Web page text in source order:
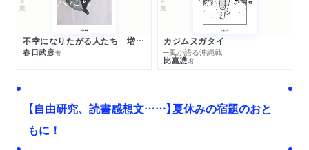
不幸になりたがる人たち 増補新版
春日武彦著
カジムヌガタイ
─風が語る沖縄戦
比嘉慂著
【自由研究、読書感想文……】夏休みの宿題のおと
もに！